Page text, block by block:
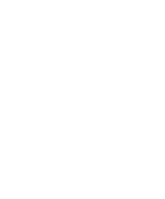
de
werken niet te
Hij in zijn Kerk gelegd